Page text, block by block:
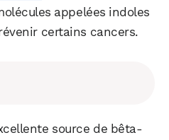
appelées indoles
certains cancers.
source de bêta-